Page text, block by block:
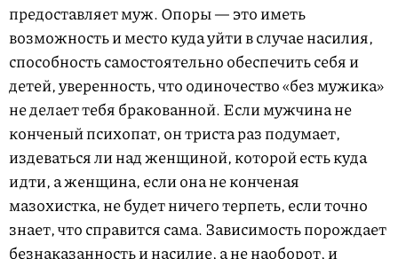
предоставляет муж. Опоры — это иметь
возможность и место куда уйти в случае насилия,
способность самостоятельно обеспечить себя и
детей, уверенность, что одиночество «без мужика»
не делает тебя бракованной. Если мужчина не
конченый психопат, он триста раз подумает,
издеваться ли над женщиной, которой есть куда
идти, а женщина, если она не конченая
мазохистка, не будет ничего терпеть, если точно
знает, что справится сама. Зависимость порождает
безнаказанность и насилие, а не наоборот, и